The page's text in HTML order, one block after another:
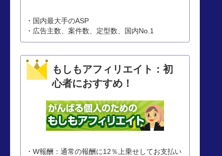
・国内最大手のASP
・広告主数、案件数、定型数、国内No.1
もしもアフィリエイト：初
心者におすすめ！
・W報酬：通常の報酬に12％上乗せしてお支払い